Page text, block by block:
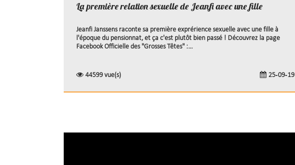
La première relation sexuelle de Jeanfi avec une fille
Jeanfi Janssens raconte sa première exprérience sexuelle avec une fille à
l'époque du pensionnat, et ça c'est plutôt bien passé ! Découvrez la page
Facebook Officielle des "Grosses Têtes" :...
44599 vue(s) 25-09-19